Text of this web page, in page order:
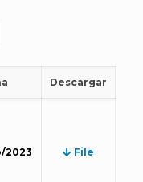
Descargar
2023 File